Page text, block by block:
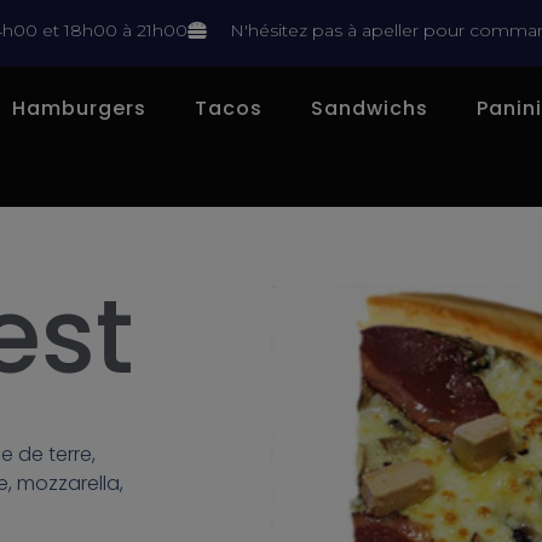
et 18h00 à 21h00 N'hésitez pas à apeller pour
Hamburgers Tacos Sandwichs
de terre,
mozzarella,